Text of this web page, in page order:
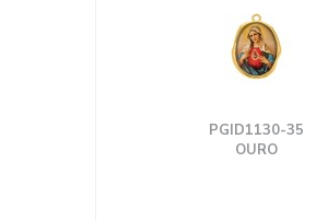
PGID1130-35
OURO